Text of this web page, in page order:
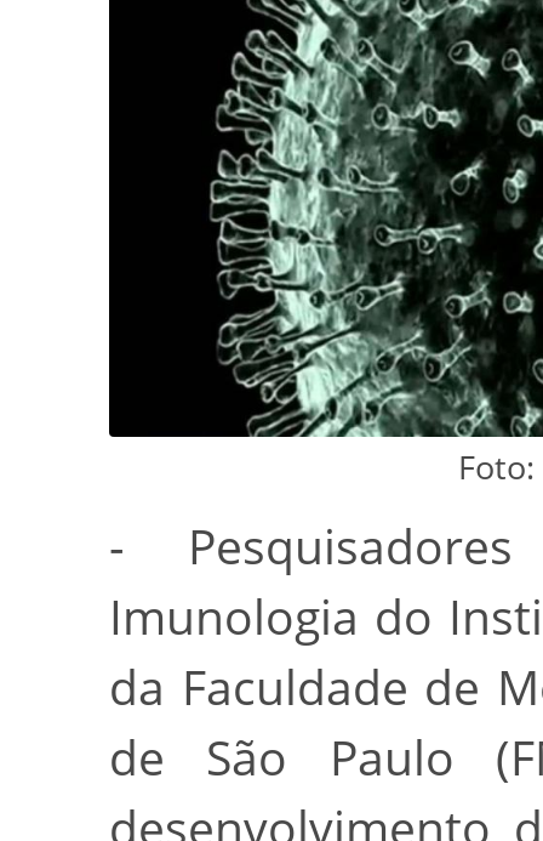
-
Imunologia do
da Faculdade de
de São Paulo
desenvolvimento